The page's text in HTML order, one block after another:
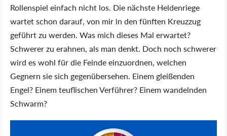
Rollenspiel einfach nicht los. Die nächste Heldenriege
wartet schon darauf, von mir in den fünften Kreuzzug
geführt zu werden. Was mich dieses Mal erwartet?
Schwerer zu erahnen, als man denkt. Doch noch schwerer
wird es wohl für die Feinde einzuordnen, welchen
Gegnern sie sich gegenübersehen. Einem gleißenden
Engel? Einem teuflischen Verführer? Einem wandelnden
Schwarm?